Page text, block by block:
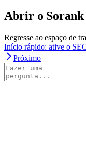
Abrir o Sorank
Regresse ao espaço de
Início rápido: ative o
Próximo